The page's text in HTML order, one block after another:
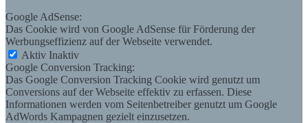
Google AdSense:
Das Cookie wird von Google AdSense für Förderung der
Werbungseffizienz auf der Webseite verwendet.
Aktiv Inaktiv
Google Conversion Tracking:
Das Google Conversion Tracking Cookie wird genutzt um
Conversions auf der Webseite effektiv zu erfassen. Diese
Informationen werden vom Seitenbetreiber genutzt um Google
AdWords Kampagnen gezielt einzusetzen.